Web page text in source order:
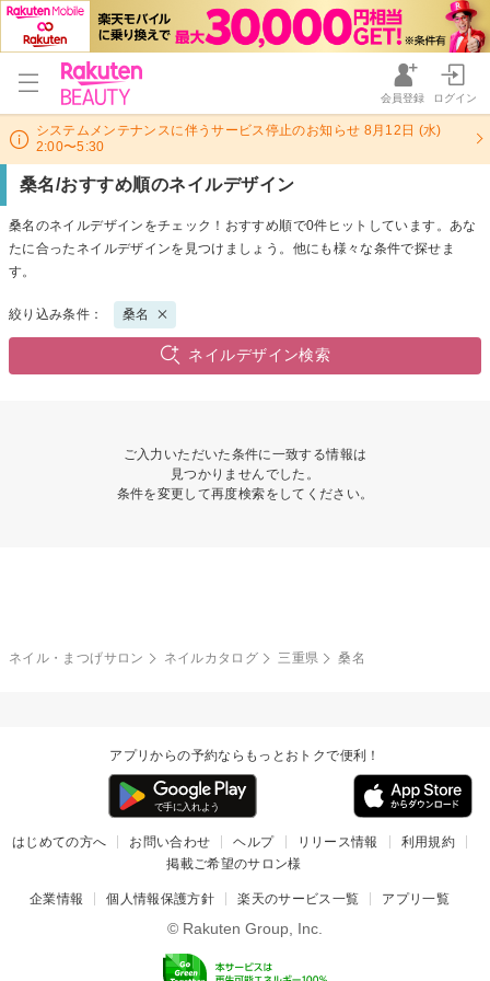
会員登録 ログイン
システムメンテナンスに伴うサービス停止のお知らせ 8月12日 (水)
2:00〜5:30
桑名/おすすめ順のネイルデザイン
桑名のネイルデザインをチェック！おすすめ順で0件ヒットしています。あな
たに合ったネイルデザインを見つけましょう。他にも様々な条件で探せま
す。
絞り込み条件： 桑名
ネイルデザイン検索
ご入力いただいた条件に一致する情報は
見つかりませんでした。
条件を変更して再度検索をしてください。
ネイル・まつげサロン ネイルカタログ 三重県 桑名
アプリからの予約ならもっとおトクで便利！
はじめての方へ お問い合わせ ヘルプ リリース情報
利用規約
掲載ご希望のサロン様
企業情報 個人情報保護方針 楽天のサービス一覧 アプリ一覧
© Rakuten Group, Inc.